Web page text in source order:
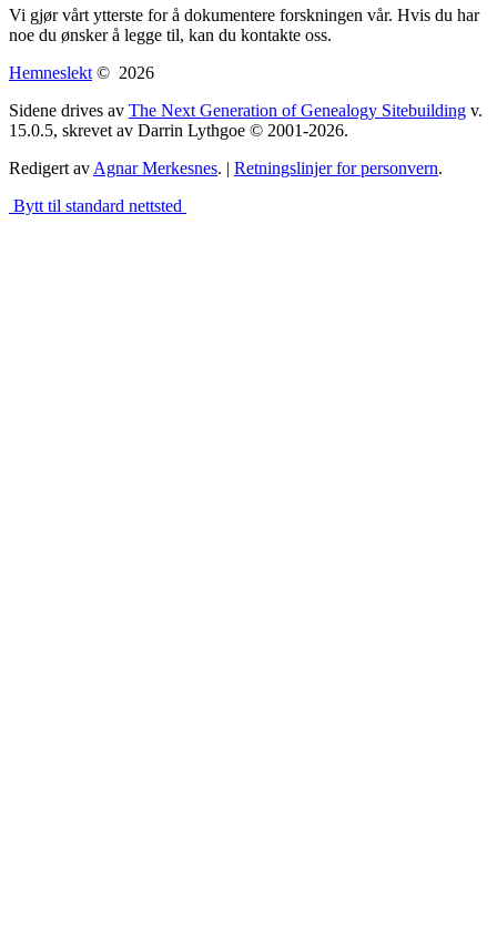
Vi gjør vårt ytterste for å dokumentere forskningen vår. Hvis du har
noe du ønsker å legge til, kan du kontakte oss.
Hemneslekt © 2026
Sidene drives av The Next Generation of Genealogy Sitebuilding v.
15.0.5, skrevet av Darrin Lythgoe © 2001-2026.
Redigert av Agnar Merkesnes. | Retningslinjer for personvern.
Bytt til standard nettsted